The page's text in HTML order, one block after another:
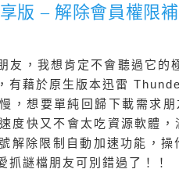
版 – 解除會員權限
友，我想肯定不會聽過它的
有藉於原生版本迅雷
，想要單純回歸下載需求
度快又不會太吃資源軟體
解除限制自動加速功能，
抓謎檔朋友可別錯過了！！